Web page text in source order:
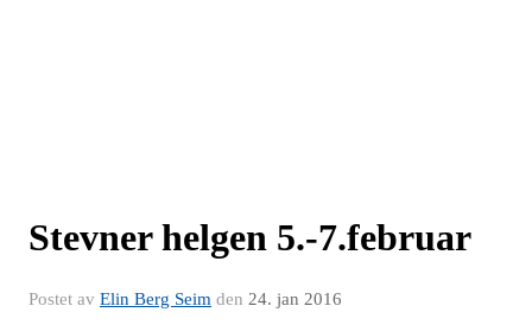
Stevner helgen 5.-7.februar
Postet av Elin Berg Seim den 24. jan 2016